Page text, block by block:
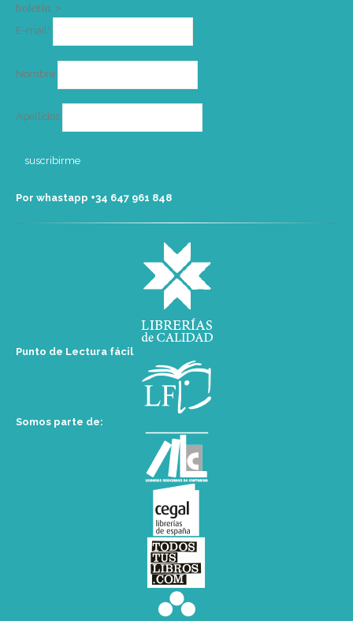
boletín. >
E-mail*
Nombre
Apellidos
Por whastapp +34 ‭647 961 848‬
Punto de Lectura fácil
Somos parte de: